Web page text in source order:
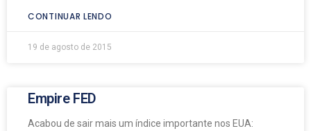
CONTINUAR LENDO
19 de agosto de 2015
Empire FED
Acabou de sair mais um índice importante nos EUA: